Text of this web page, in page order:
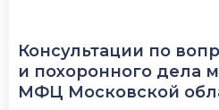
Консультации по
и похоронного дела
МФЦ Московской